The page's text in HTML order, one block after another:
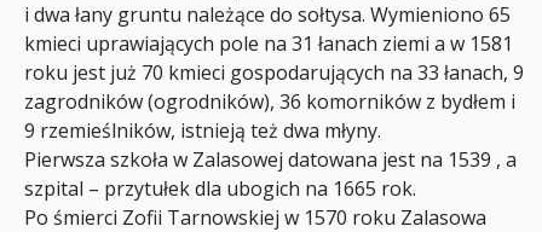
i dwa łany gruntu należące do sołtysa. Wymieniono 65
kmieci uprawiających pole na 31 łanach ziemi a w 1581
roku jest już 70 kmieci gospodarujących na 33 łanach, 9
zagrodników (ogrodników), 36 komorników z bydłem i
9 rzemieślników, istnieją też dwa młyny.
Pierwsza szkoła w Zalasowej datowana jest na 1539 , a
szpital – przytułek dla ubogich na 1665 rok.
Po śmierci Zofii Tarnowskiej w 1570 roku Zalasowa